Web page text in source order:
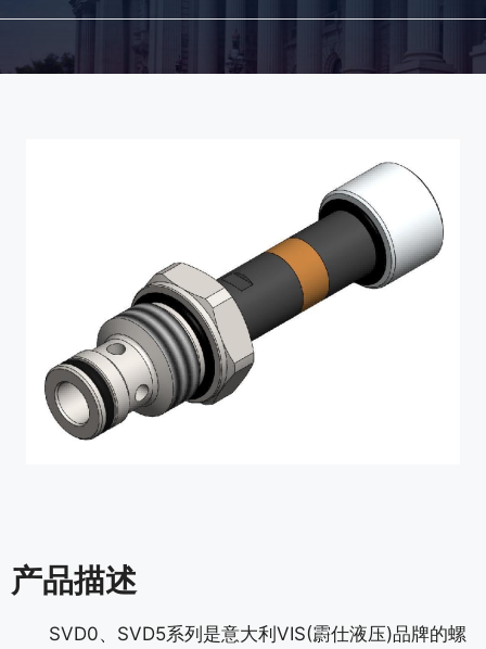
产品描述
SVD0、SVD5系列是意大利VIS(霨仕液压)品牌的螺